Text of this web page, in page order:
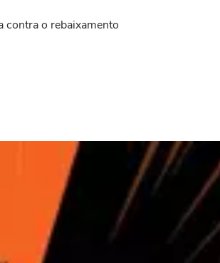
contra o rebaixamento